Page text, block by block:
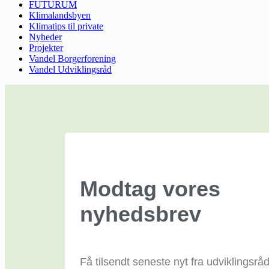
FUTURUM
Klimalandsbyen
Klimatips til private
Nyheder
Projekter
Vandel Borgerforening
Vandel Udviklingsråd
Modtag vores
nyhedsbrev
Få tilsendt seneste nyt fra